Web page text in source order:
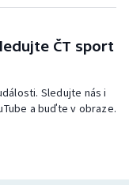
ČT sport
Sledujte nás i
a buďte v obraze.